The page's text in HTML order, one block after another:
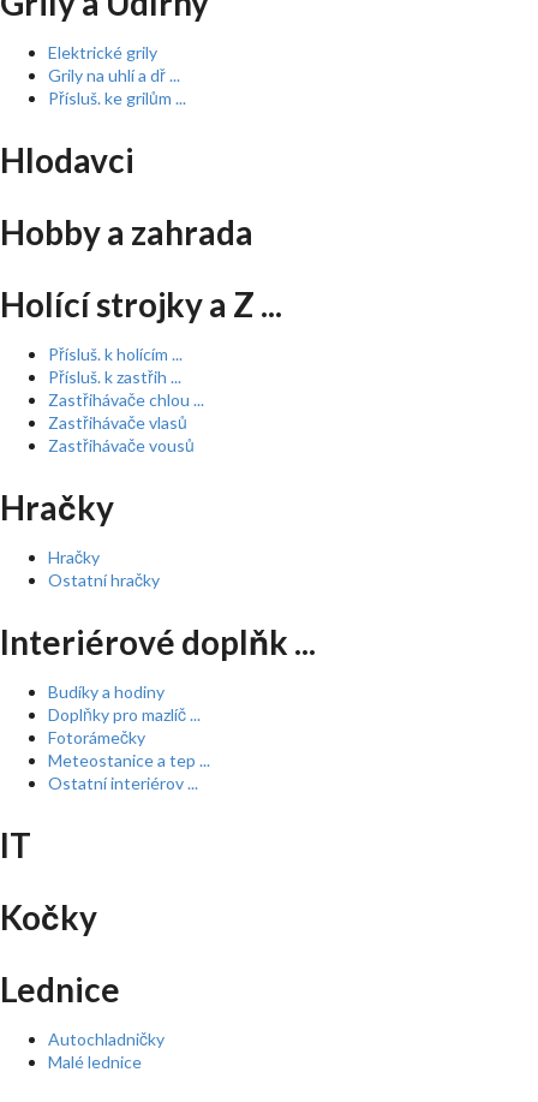
Elektrické grily
Grily na uhlí a dř ...
Přísluš. ke grilům ...
Hlodavci
Hobby a zahrada
Holící strojky a Z ...
Přísluš. k holícím ...
Přísluš. k zastřih ...
Zastřihávače chlou ...
Zastřihávače vlasů
Zastřihávače vousů
Hračky
Hračky
Ostatní hračky
Interiérové doplňk ...
Budíky a hodiny
Doplňky pro mazlíč ...
Fotorámečky
Meteostanice a tep ...
Ostatní interiérov ...
IT
Kočky
Lednice
Autochladničky
Malé lednice